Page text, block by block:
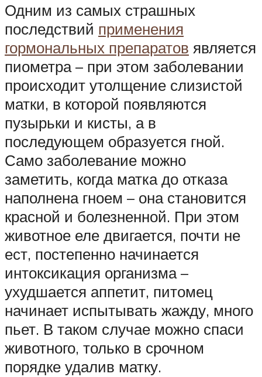
Одним из самых страшных
последствий применения
гормональных препаратов является
пиометра – при этом заболевании
происходит утолщение слизистой
матки, в которой появляются
пузырьки и кисты, а в
последующем образуется гной.
Само заболевание можно
заметить, когда матка до отказа
наполнена гноем – она становится
красной и болезненной. При этом
животное еле двигается, почти не
ест, постепенно начинается
интоксикация организма –
ухудшается аппетит, питомец
начинает испытывать жажду, много
пьет. В таком случае можно спаси
животного, только в срочном
порядке удалив матку.